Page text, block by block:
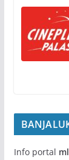
Info portal